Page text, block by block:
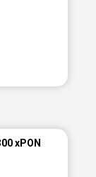
xPON